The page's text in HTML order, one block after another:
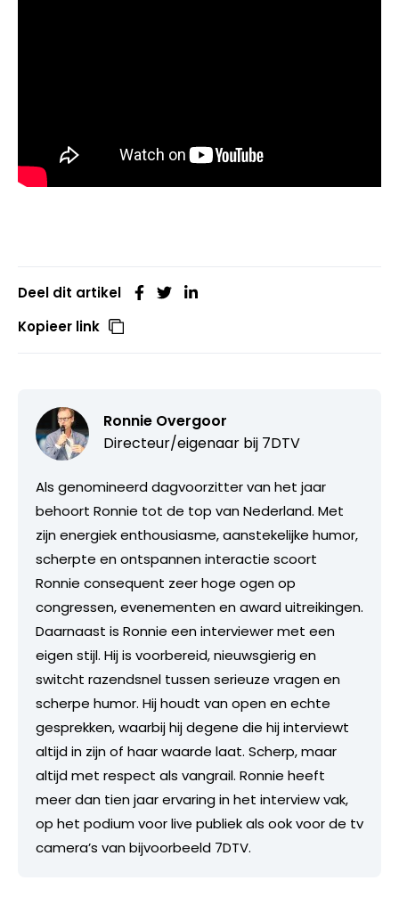
Deel dit artikel
Kopieer link
Ronnie Overgoor
Directeur/eigenaar bij 7DTV
Als genomineerd dagvoorzitter van het jaar
behoort Ronnie tot de top van Nederland. Met
zijn energiek enthousiasme, aanstekelijke humor,
scherpte en ontspannen interactie scoort
Ronnie consequent zeer hoge ogen op
congressen, evenementen en award uitreikingen.
Daarnaast is Ronnie een interviewer met een
eigen stijl. Hij is voorbereid, nieuwsgierig en
switcht razendsnel tussen serieuze vragen en
scherpe humor. Hij houdt van open en echte
gesprekken, waarbij hij degene die hij interviewt
altijd in zijn of haar waarde laat. Scherp, maar
altijd met respect als vangrail. Ronnie heeft
meer dan tien jaar ervaring in het interview vak,
op het podium voor live publiek als ook voor de tv
camera’s van bijvoorbeeld 7DTV.